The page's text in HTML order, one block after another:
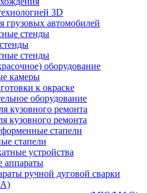
3D
грузовых автомобилей
стенды
стенды
оборудование
камеры
к окраске
оборудование
кузовного ремонта
кузовного ремонта
стапели
стапели
устройства
аппараты
ручной дуговой сварки